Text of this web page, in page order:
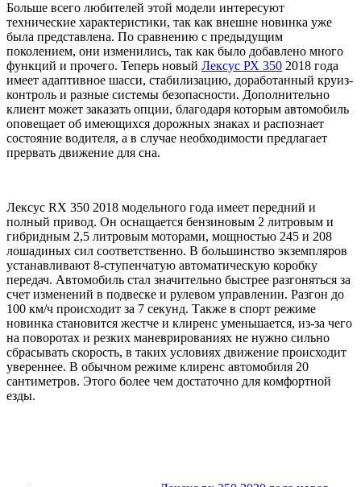
Больше всего любителей этой модели интересуют
технические характеристики, так как внешне новинка уже
была представлена. По сравнению с предыдущим
поколением, они изменились, так как было добавлено много
функций и прочего. Теперь новый Лексус РХ 350 2018 года
имеет адаптивное шасси, стабилизацию, доработанный круиз-
контроль и разные системы безопасности. Дополнительно
клиент может заказать опции, благодаря которым автомобиль
оповещает об имеющихся дорожных знаках и распознает
состояние водителя, а в случае необходимости предлагает
прервать движение для сна.
Лексус RX 350 2018 модельного года имеет передний и
полный привод. Он оснащается бензиновым 2 литровым и
гибридным 2,5 литровым моторами, мощностью 245 и 208
лошадиных сил соответственно. В большинство экземпляров
устанавливают 8-ступенчатую автоматическую коробку
передач. Автомобиль стал значительно быстрее разгоняться за
счет изменений в подвеске и рулевом управлении. Разгон до
100 км/ч происходит за 7 секунд. Также в спорт режиме
новинка становится жестче и клиренс уменьшается, из-за чего
на поворотах и резких маневрированиях не нужно сильно
сбрасывать скорость, в таких условиях движение происходит
увереннее. В обычном режиме клиренс автомобиля 20
сантиметров. Этого более чем достаточно для комфортной
езды.